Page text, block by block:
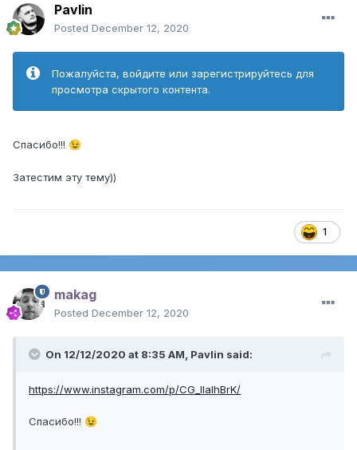
Pavlin
Posted December 12, 2020
Пожалуйста, войдите или зарегистрируйтесь для
просмотра скрытого контента.
Спасибо!!! 😉
Затестим эту тему))
1
makag
Posted December 12, 2020
On 12/12/2020 at 8:35 AM, Pavlin said:
https://www.instagram.com/p/CG_IlalhBrK/
Спасибо!!! 😉